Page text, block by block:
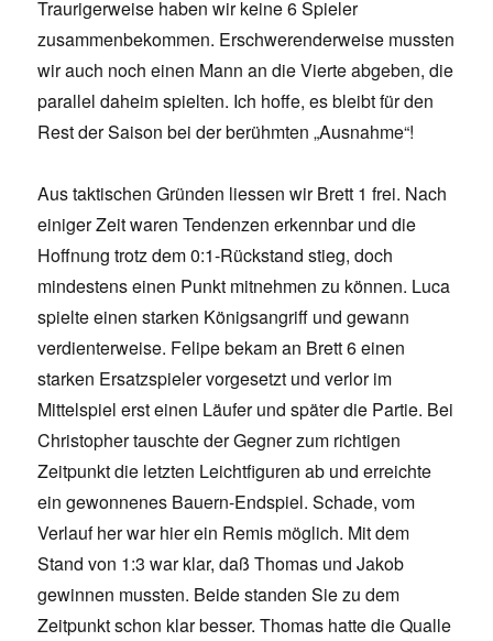
Traurigerweise haben wir keine 6 Spieler
zusammenbekommen. Erschwerenderweise mussten
wir auch noch einen Mann an die Vierte abgeben, die
parallel daheim spielten. Ich hoffe, es bleibt für den
Rest der Saison bei der berühmten „Ausnahme“!
Aus taktischen Gründen liessen wir Brett 1 frei. Nach
einiger Zeit waren Tendenzen erkennbar und die
Hoffnung trotz dem 0:1-Rückstand stieg, doch
mindestens einen Punkt mitnehmen zu können. Luca
spielte einen starken Königsangriff und gewann
verdienterweise. Felipe bekam an Brett 6 einen
starken Ersatzspieler vorgesetzt und verlor im
Mittelspiel erst einen Läufer und später die Partie. Bei
Christopher tauschte der Gegner zum richtigen
Zeitpunkt die letzten Leichtfiguren ab und erreichte
ein gewonnenes Bauern-Endspiel. Schade, vom
Verlauf her war hier ein Remis möglich. Mit dem
Stand von 1:3 war klar, daß Thomas und Jakob
gewinnen mussten. Beide standen Sie zu dem
Zeitpunkt schon klar besser. Thomas hatte die Qualle